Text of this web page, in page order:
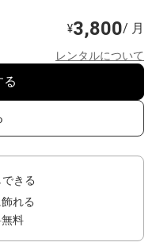
¥3,800/ 月
レンタルについて
る
きる
れる
料